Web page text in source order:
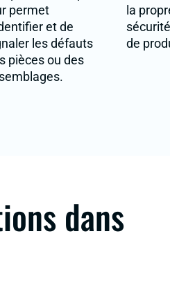
permet
et de
les défauts
pièces ou des
la
de
dans